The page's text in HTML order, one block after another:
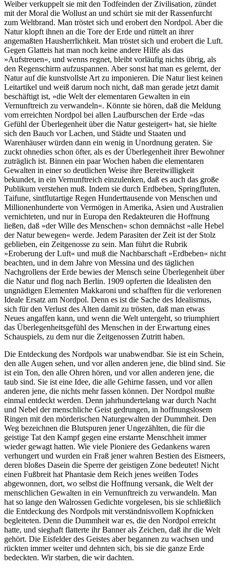
Weiber verkuppelt sie mit den Todfeinden der Zivilisation, zündet
mit der Moral die Wollust an und schürt sie mit der Rassenfurcht
zum Weltbrand. Man tröstet sich und erobert den Nordpol. Aber die
Natur klopft ihnen an die Tore der Erde und rüttelt an ihrer
angemaßten Hausherrlichkeit. Man tröstet sich und erobert die Luft.
Gegen Glatteis hat man noch keine andere Hilfe als das
»Aufstreuen«, und wenns regnet, bleibt vorläufig nichts übrig, als
den Regenschirm aufzuspannen. Aber sonst hat man es gelernt, der
Natur auf die kunstvollste Art zu imponieren. Die Natur liest keinen
Leitartikel und weiß darum noch nicht, daß man gerade jetzt damit
beschäftigt ist, »die Welt der elementaren Gewalten in ein
Vernunftreich zu verwandeln«. Könnte sie hören, daß die Meldung
vom erreichten Nordpol bei allen Laufburschen der Erde »das
Gefühl der Überlegenheit über die Natur gesteigert« hat, sie hielte
sich den Bauch vor Lachen, und Städte und Staaten und
Warenhäuser würden dann ein wenig in Unordnung geraten. Sie
zuckt ohnedies schon öfter, als es der Überlegenheit ihrer Bewohner
zuträglich ist. Binnen ein paar Wochen haben die elementaren
Gewalten in einer so deutlichen Weise ihre Bereitwilligkeit
bekundet, in ein Vernunftreich einzulenken, daß es auch das große
Publikum verstehen muß. Indem sie durch Erdbeben, Springfluten,
Taifune, sintflutartige Regen Hunderttausende von Menschen und
Millionenhunderte von Vermögen in Amerika, Asien und Australien
vernichteten, und nur in Europa den Redakteuren die Hoffnung
ließen, daß »der Wille des Menschen« schon demnächst »alle Hebel
der Natur bewegen« werde. Jedem Parasiten der Zeit ist der Stolz
geblieben, ein Zeitgenosse zu sein. Man führt die Rubrik
»Eroberung der Luft« und muß die Nachbarschaft »Erdbeben« nicht
beachten, und in dem Jahre von Messina und des täglichen
Nachgrollens der Erde bewies der Mensch seine Überlegenheit über
die Natur und flog nach Berlin. 1909 opferten die Idealisten den
ungnädigen Elementen Makkaroni und schafften für die verlorenen
Ideale Ersatz am Nordpol. Denn es ist die Sache des Idealismus,
sich für den Verlust des Alten damit zu trösten, daß man etwas
Neues angaffen kann, und wenn die Welt untergeht, so triumphiert
das Überlegenheitsgefühl des Menschen in der Erwartung eines
Schauspiels, zu dem nur die Zeitgenossen Zutritt haben.
Die Entdeckung des Nordpols war unabwendbar. Sie ist ein Schein,
den alle Augen sehen, und vor allen anderen jene, die blind sind. Sie
ist ein Ton, den alle Ohren hören, und vor allen anderen jene, die
taub sind. Sie ist eine Idee, die alle Gehirne fassen, und vor allen
anderen jene, die nichts mehr fassen können. Der Nordpol mußte
einmal entdeckt werden. Denn jahrhundertelang war durch Nacht
und Nebel der menschliche Geist gedrungen, in hoffnungslosem
Ringen mit den mörderischen Naturgewalten der Dummheit. Den
Weg bezeichnen die Blutspuren jener Ungezählten, die für die
geistige Tat den Kampf gegen eine erstarrte Menschheit immer
wieder gewagt hatten. Wie viele Pioniere des Gedankens waren
verhungert und wurden ein Fraß jener wahren Bestien des Eismeers,
deren bloßes Dasein die Sperre der geistigen Zone bedeutet! Nicht
einen Fußbreit hat Phantasie dem Reich jenes weißen Todes
abgewonnen, dort, wo selbst die Hoffnung versank, die Welt der
menschlichen Gewalten in ein Vernunftreich zu verwandeln. Man
hat so lange den Walrossen Gedichte vorgelesen, bis sie schließlich
die Entdeckung des Nordpols mit verständnisvollem Kopfnicken
begleiteten. Denn die Dummheit war es, die den Nordpol erreicht
hatte, und sieghaft flatterte ihr Banner als Zeichen, daß ihr die Welt
gehört. Die Eisfelder des Geistes aber begannen zu wachsen und
rückten immer weiter und dehnten sich, bis sie die ganze Erde
bedeckten. Wir starben, die wir dachten.